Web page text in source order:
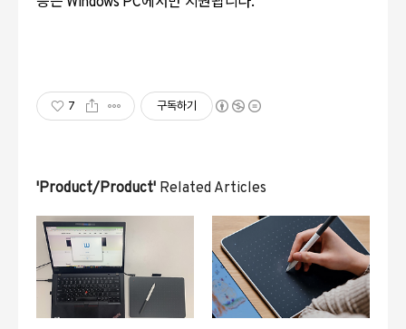
7 구독하기
'Product/Product' Related Articles